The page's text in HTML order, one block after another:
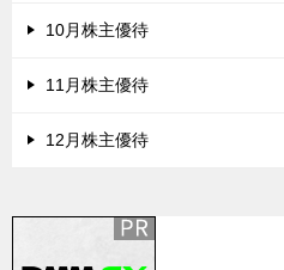
10月株主優待
11月株主優待
12月株主優待